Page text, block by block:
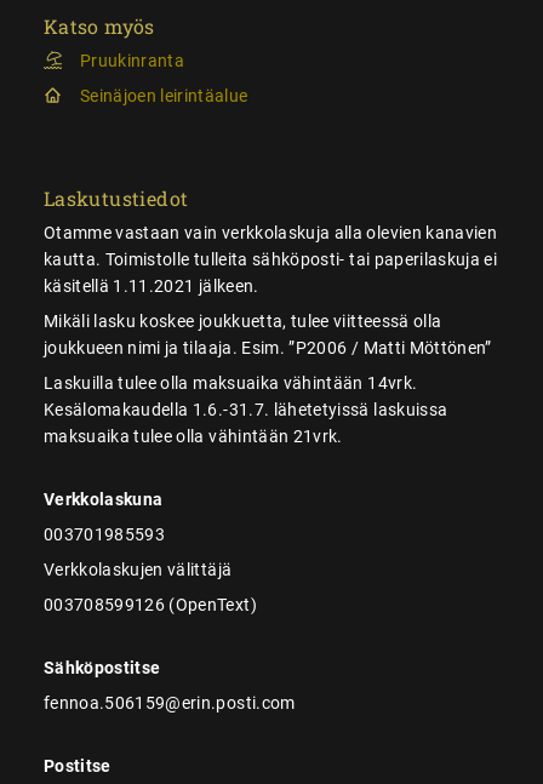
Katso myös
Pruukinranta
Seinäjoen leirintäalue
Laskutustiedot
Otamme vastaan vain verkkolaskuja alla olevien kanavien
kautta. Toimistolle tulleita sähköposti- tai paperilaskuja ei
käsitellä 1.11.2021 jälkeen.
Mikäli lasku koskee joukkuetta, tulee viitteessä olla
joukkueen nimi ja tilaaja. Esim. ”P2006 / Matti Möttönen”
Laskuilla tulee olla maksuaika vähintään 14vrk.
Kesälomakaudella 1.6.-31.7. lähetetyissä laskuissa
maksuaika tulee olla vähintään 21vrk.
Verkkolaskuna
003701985593
Verkkolaskujen välittäjä
003708599126 (OpenText)
Sähköpostitse
fennoa.506159@erin.posti.com
Postitse